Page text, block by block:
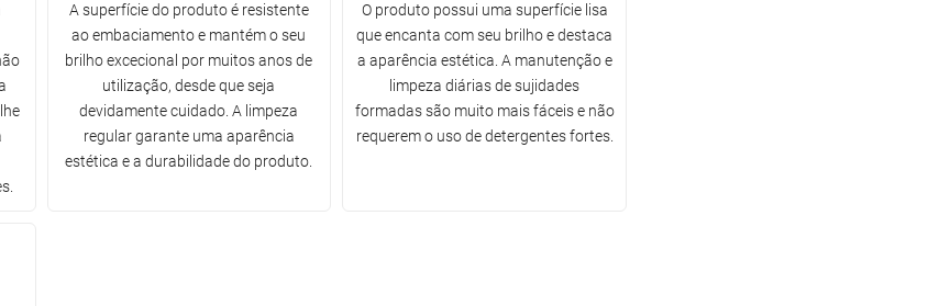
A superfície do produto é resistente
ao embaciamento e mantém o seu
brilho excecional por muitos anos de
utilização, desde que seja
devidamente cuidado. A limpeza
regular garante uma aparência
estética e a durabilidade do produto.
O produto possui uma superfície lisa
que encanta com seu brilho e destaca
a aparência estética. A manutenção e
limpeza diárias de sujidades
formadas são muito mais fáceis e não
requerem o uso de detergentes fortes.